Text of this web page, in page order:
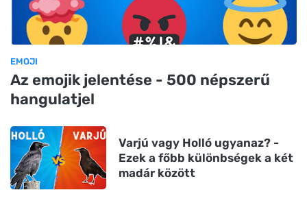
EMOJI
Az emojik jelentése - 500 népszerű
hangulatjel
Varjú vagy Holló ugyanaz? -
Ezek a főbb különbségek a két
madár között